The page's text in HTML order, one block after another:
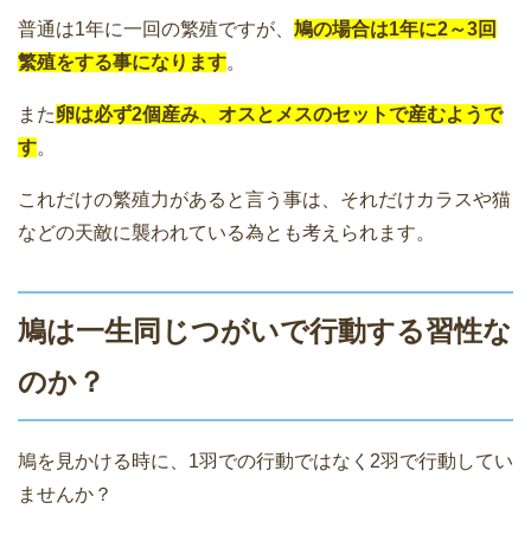
普通は1年に一回の繁殖ですが、 鳩の場合は1年に2～3回
繁殖をする事になります。
また卵は必ず2個産み、オスとメスのセットで産むようで
す。
これだけの繁殖力があると言う事は、それだけカラスや猫
などの天敵に襲われている為とも考えられます。
鳩は一生同じつがいで行動する習性な
のか？
鳩を見かける時に、1羽での行動ではなく2羽で行動してい
ませんか？